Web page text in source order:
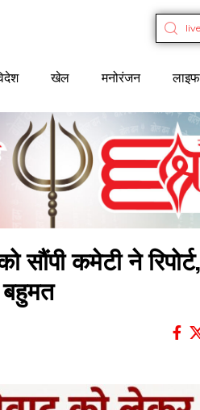
खेल मनोरंजन
कमेटी ने
बहुमत